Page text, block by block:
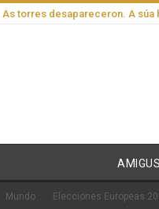
As torres desapareceron. A súa
AMIGUS
Mundo Elecciones Europeas